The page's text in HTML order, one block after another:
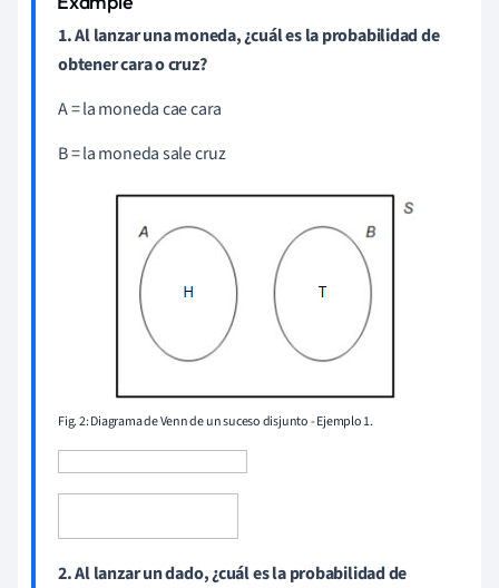
1. Al lanzar una moneda, ¿cuál es la probabilidad de
obtener cara o cruz?
A = la moneda cae cara
B = la moneda sale cruz
Fig. 2: Diagrama de Venn de un suceso disjunto - Ejemplo 1.
2. Al lanzar un dado, ¿cuál es la probabilidad de